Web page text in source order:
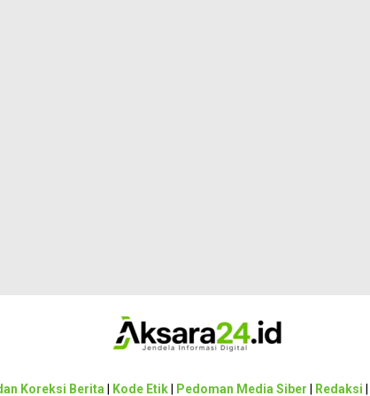
Koreksi Berita Kode Etik Pedoman Media Siber Redaksi